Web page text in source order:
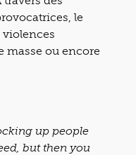
le
masse ou encore
up people
but then you